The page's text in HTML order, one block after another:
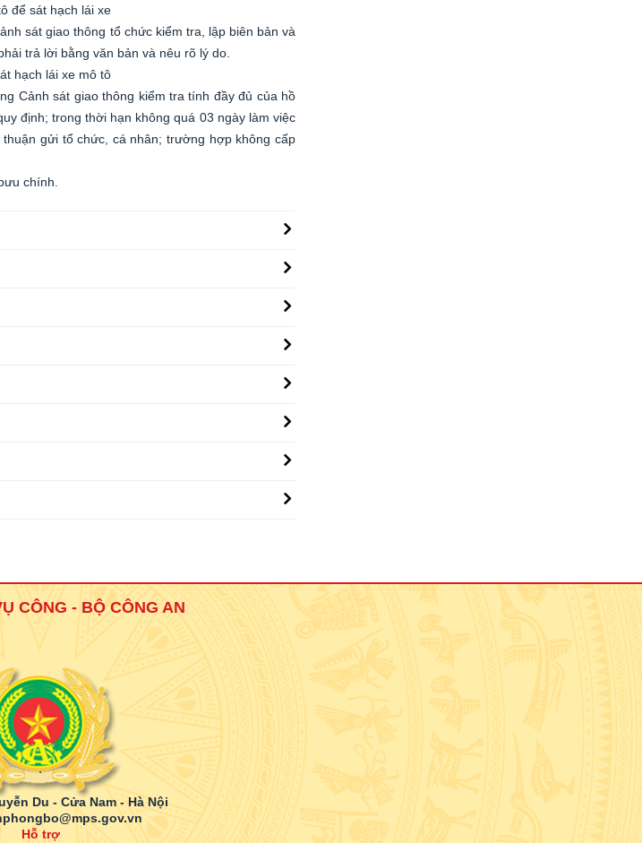
để sát hạch lái xe
sát giao thông tổ chức kiểm tra, lập biên bản và
trả lời bằng văn bản và nêu rõ lý do.
hạch lái xe mô tô
Cảnh sát giao thông kiểm tra tính đầy đủ của hồ
định; trong thời hạn không quá 03 ngày làm việc
gửi tổ chức, cá nhân; trường hợp không cấp
chính.
CÔNG - BỘ CÔNG AN
.
Du - Cửa Nam - Hà Nội
Hỗ trợ